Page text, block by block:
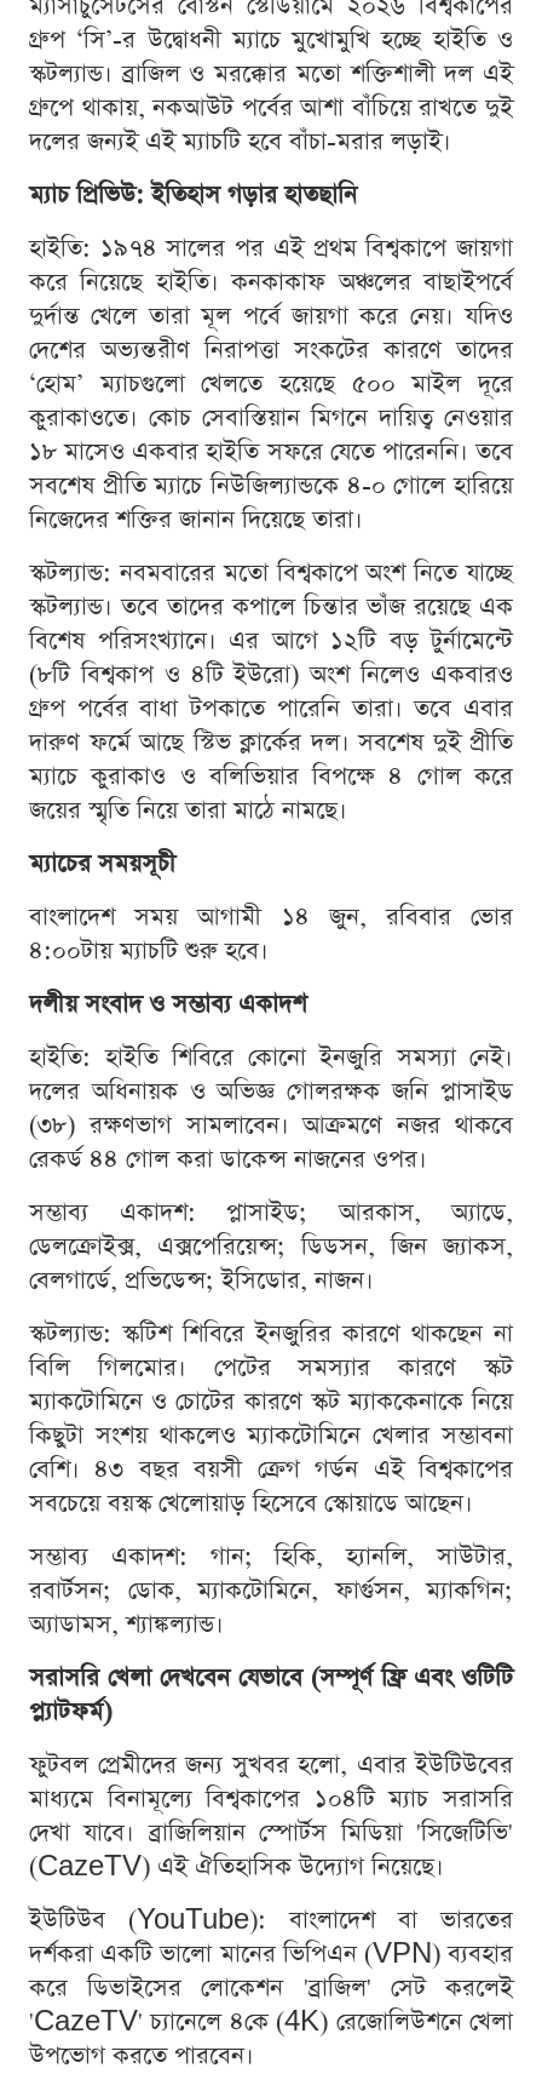
গ্রুপ ‘সি’-র উদ্বোধনী ম্যাচে মুখোমুখি হচ্ছে হাইতি ও
স্কটল্যান্ড। ব্রাজিল ও মরক্কোর মতো শক্তিশালী দল এই
গ্রুপে থাকায়, নকআউট পর্বের আশা বাঁচিয়ে রাখতে দুই
দলের জন্যই এই ম্যাচটি হবে বাঁচা-মরার লড়াই।
ম্যাচ প্রিভিউ: ইতিহাস গড়ার হাতছানি
হাইতি: ১৯৭৪ সালের পর এই প্রথম বিশ্বকাপে জায়গা
করে নিয়েছে হাইতি। কনকাকাফ অঞ্চলের বাছাইপর্বে
দুর্দান্ত খেলে তারা মূল পর্বে জায়গা করে নেয়। যদিও
দেশের অভ্যন্তরীণ নিরাপত্তা সংকটের কারণে তাদের
‘হোম’ ম্যাচগুলো খেলতে হয়েছে ৫০০ মাইল দূরে
কুরাকাওতে। কোচ সেবাস্তিয়ান মিগনে দায়িত্ব নেওয়ার
১৮ মাসেও একবার হাইতি সফরে যেতে পারেননি। তবে
সবশেষ প্রীতি ম্যাচে নিউজিল্যান্ডকে ৪-০ গোলে হারিয়ে
নিজেদের শক্তির জানান দিয়েছে তারা।
স্কটল্যান্ড: নবমবারের মতো বিশ্বকাপে অংশ নিতে যাচ্ছে
স্কটল্যান্ড। তবে তাদের কপালে চিন্তার ভাঁজ রয়েছে এক
বিশেষ পরিসংখ্যানে। এর আগে ১২টি বড় টুর্নামেন্টে
(৮টি বিশ্বকাপ ও ৪টি ইউরো) অংশ নিলেও একবারও
গ্রুপ পর্বের বাধা টপকাতে পারেনি তারা। তবে এবার
দারুণ ফর্মে আছে স্টিভ ক্লার্কের দল। সবশেষ দুই প্রীতি
ম্যাচে কুরাকাও ও বলিভিয়ার বিপক্ষে ৪ গোল করে
জয়ের স্মৃতি নিয়ে তারা মাঠে নামছে।
ম্যাচের সময়সূচী
বাংলাদেশ সময় আগামী ১৪ জুন, রবিবার ভোর
৪:০০টায় ম্যাচটি শুরু হবে।
দলীয় সংবাদ ও সম্ভাব্য একাদশ
হাইতি: হাইতি শিবিরে কোনো ইনজুরি সমস্যা নেই।
দলের অধিনায়ক ও অভিজ্ঞ গোলরক্ষক জনি প্লাসাইড
(৩৮) রক্ষণভাগ সামলাবেন। আক্রমণে নজর থাকবে
রেকর্ড ৪৪ গোল করা ডাকেন্স নাজনের ওপর।
সম্ভাব্য একাদশ: প্লাসাইড; আরকাস, অ্যাডে,
ডেলক্রোইক্স, এক্সপেরিয়েন্স; ডিডসন, জিন জ্যাকস,
বেলগার্ডে, প্রভিডেন্স; ইসিডোর, নাজন।
স্কটল্যান্ড: স্কটিশ শিবিরে ইনজুরির কারণে থাকছেন না
বিলি গিলমোর। পেটের সমস্যার কারণে স্কট
ম্যাকটোমিনে ও চোটের কারণে স্কট ম্যাককেনাকে নিয়ে
কিছুটা সংশয় থাকলেও ম্যাকটোমিনে খেলার সম্ভাবনা
বেশি। ৪৩ বছর বয়সী ক্রেগ গর্ডন এই বিশ্বকাপের
সবচেয়ে বয়স্ক খেলোয়াড় হিসেবে স্কোয়াডে আছেন।
সম্ভাব্য একাদশ: গান; হিকি, হ্যানলি, সাউটার,
রবার্টসন; ডোক, ম্যাকটোমিনে, ফার্গুসন, ম্যাকগিন;
অ্যাডামস, শ্যাঙ্কল্যান্ড।
সরাসরি খেলা দেখবেন যেভাবে (সম্পূর্ণ ফ্রি এবং ওটিটি
প্ল্যাটফর্ম)
ফুটবল প্রেমীদের জন্য সুখবর হলো, এবার ইউটিউবের
মাধ্যমে বিনামূল্যে বিশ্বকাপের ১০৪টি ম্যাচ সরাসরি
দেখা যাবে। ব্রাজিলিয়ান স্পোর্টস মিডিয়া 'সিজেটিভি'
(CazeTV) এই ঐতিহাসিক উদ্যোগ নিয়েছে।
ইউটিউব (YouTube): বাংলাদেশ বা ভারতের
দর্শকরা একটি ভালো মানের ভিপিএন (VPN) ব্যবহার
করে ডিভাইসের লোকেশন 'ব্রাজিল' সেট করলেই
'CazeTV' চ্যানেলে ৪কে (4K) রেজোলিউশনে খেলা
উপভোগ করতে পারবেন।